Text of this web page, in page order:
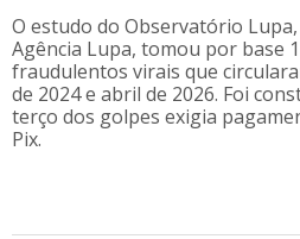
O estudo do Observatório
Agência Lupa, tomou por base
fraudulentos virais que
de 2024 e abril de 2026. Foi
terço dos golpes exigia
Pix.